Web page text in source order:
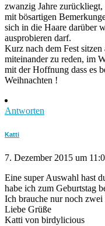
zwanzig Jahre
mit bösartigen
sich in die Haare darüber
ausprobieren darf.
Kurz nach dem Fest
miteinander zu reden, im
mit der Hoffnung dass es
Weihnachten !
Antworten
Katti
7. Dezember 2015 um
Eine super Auswahl hast
habe ich zum Geburtstag
Ich brauche nur noch
Liebe Grüße
Katti von birdylicious